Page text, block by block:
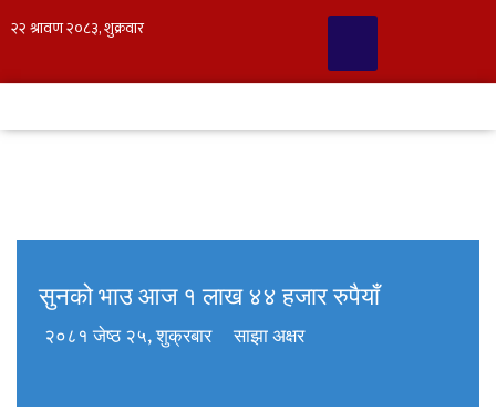
सुनको भाउ आज १ लाख ४४ हजार रुपैयाँ
२०८१ जेष्ठ २५, शुक्रबार साझा अक्षर